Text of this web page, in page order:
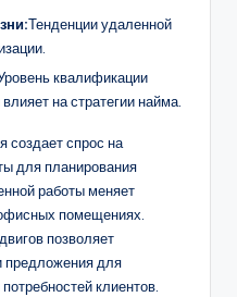
Тенденции удаленной
квалификации
на стратегии найма.
создает спрос на
для планирования
работы меняет
помещениях.
позволяет
предложения для
клиентов.